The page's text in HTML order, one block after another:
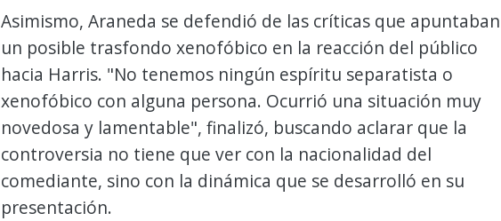
Asimismo, Araneda se defendió de las críticas que
un posible trasfondo xenofóbico en la reacción del público
hacia Harris. "No tenemos ningún espíritu separatista o
xenofóbico con alguna persona. Ocurrió una situación muy
novedosa y lamentable", finalizó, buscando aclarar que la
controversia no tiene que ver con la nacionalidad del
comediante, sino con la dinámica que se desarrolló en su
presentación.